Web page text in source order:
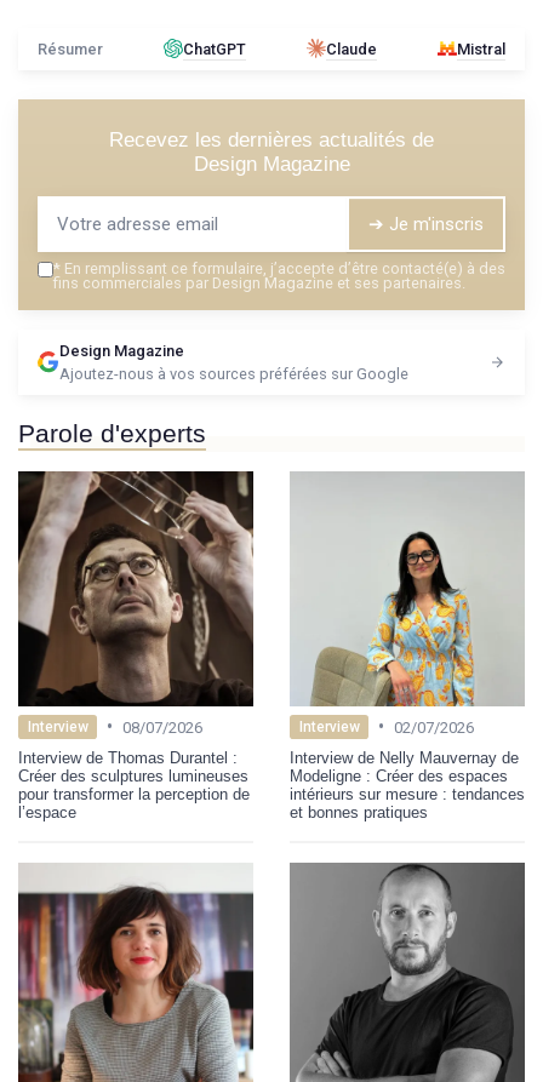
Résumer ChatGPT Claude Mistral
Recevez les dernières actualités de
Design Magazine
➔ Je m'inscris
* En remplissant ce formulaire, j’accepte d’être contacté(e) à des
fins commerciales par Design Magazine et ses partenaires.
Design Magazine
Ajoutez-nous à vos sources préférées sur Google
Parole d'experts
Interview • 08/07/2026
Interview de Thomas Durantel :
Créer des sculptures lumineuses
pour transformer la perception de
l’espace
Interview • 02/07/2026
Interview de Nelly Mauvernay de
Modeligne : Créer des espaces
intérieurs sur mesure : tendances
et bonnes pratiques